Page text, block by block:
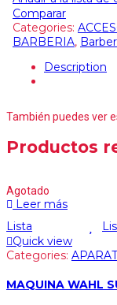
Comparar
Categories:
BARBERIA,
Description
También puedes ver
Productos
Agotado
Leer más
Lista
Quick view
Categories:
MAQUINA WAHL